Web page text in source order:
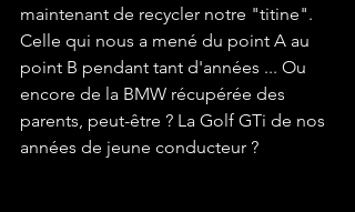
maintenant de recycler notre "titine".
Celle qui nous a mené du point A au
point B pendant tant d'années ... Ou
encore de la BMW récupérée des
parents, peut-être ? La Golf GTi de nos
années de jeune conducteur ?